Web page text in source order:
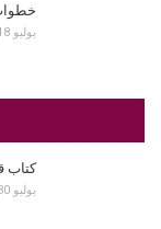
يوليو 18, 2026
كتاب
يوليو 30, 2026